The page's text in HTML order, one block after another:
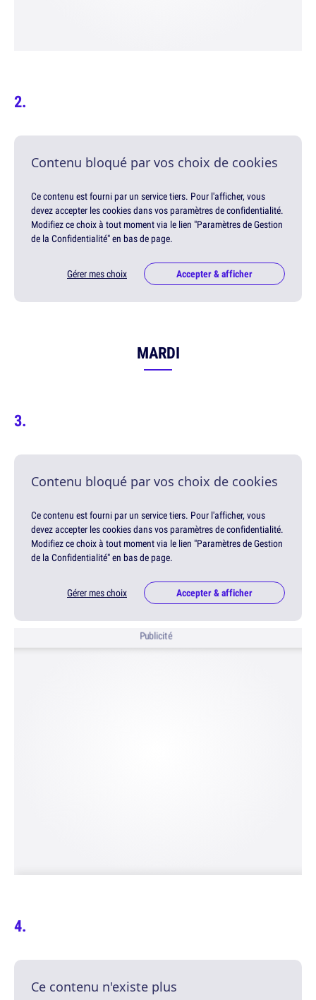
Contenu bloqué par vos choix de cookies
Ce contenu est fourni par un service tiers. Pour l'afficher, vous
devez accepter les cookies dans vos paramètres de confidentialité.
Modifiez ce choix à tout moment via le lien "Paramètres de Gestion
de la Confidentialité" en bas de page.
Gérer mes choix Accepter & afficher
MARDI
Contenu bloqué par vos choix de cookies
Ce contenu est fourni par un service tiers. Pour l'afficher, vous
devez accepter les cookies dans vos paramètres de confidentialité.
Modifiez ce choix à tout moment via le lien "Paramètres de Gestion
de la Confidentialité" en bas de page.
Gérer mes choix Accepter & afficher
Publicité
Ce contenu n'existe plus